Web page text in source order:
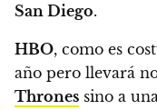
San Diego.
HBO, como es
año pero llevará
Thrones sino a